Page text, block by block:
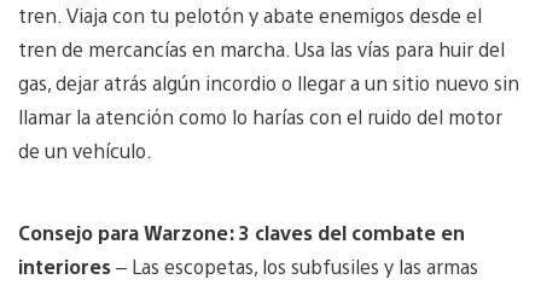
tren. Viaja con tu pelotón y abate enemigos desde el
tren de mercancías en marcha. Usa las vías para huir del
gas, dejar atrás algún incordio o llegar a un sitio nuevo sin
llamar la atención como lo harías con el ruido del motor
de un vehículo.
Consejo para Warzone: 3 claves del combate en
interiores– Las escopetas, los subfusiles y las armas